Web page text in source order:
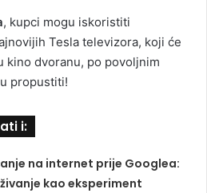
, kupci mogu iskoristiti
Tesla televizora, koji će
kino dvoranu, po povoljnim
propustiti!
i:
na internet prije Googlea:
kao eksperiment